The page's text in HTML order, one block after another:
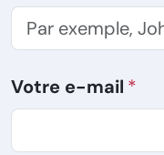
Votre e-mail